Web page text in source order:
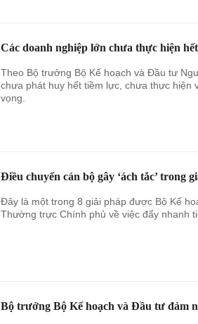
Các doanh nghiệp lớn chưa thực hiện
Theo Bộ trưởng Bộ Kế hoạch và Đầu tư
chưa phát huy hết tiềm lực, chưa thực hiện
vọng.
Điều chuyển cán bộ gây ‘ách tắc’ trong
Đây là một trong 8 giải pháp được Bộ Kế
Thường trực Chính phủ về việc đẩy nhanh
Bộ trưởng Bộ Kế hoạch và Đầu tư đảm